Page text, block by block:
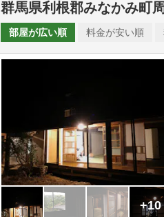
群馬県利根郡みなかみ町
部屋が広い順 料金が安い順
+10